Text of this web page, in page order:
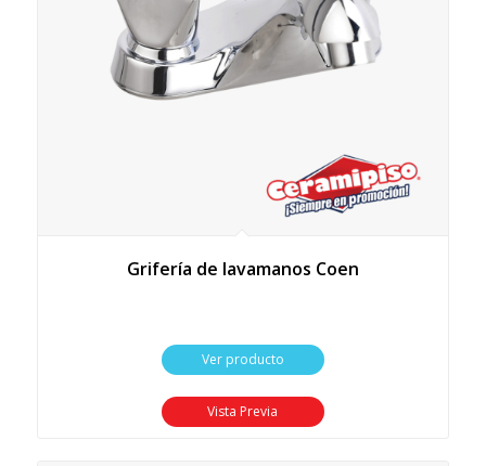
Grifería de lavamanos Coen
Ver producto
Vista Previa